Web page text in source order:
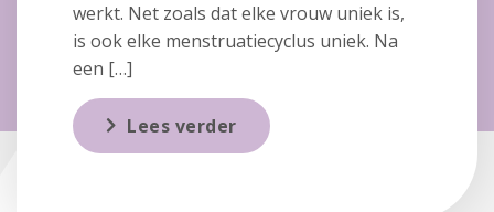
werkt. Net zoals dat elke vrouw uniek is,
is ook elke menstruatiecyclus uniek. Na
een […]
Lees verder